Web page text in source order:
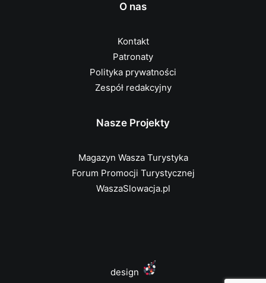
O nas
Kontakt
Patronaty
Polityka prywatności
Zespół redakcyjny
Nasze Projekty
Magazyn Wasza Turystyka
Forum Promocji Turystycznej
WaszaSlowacja.pl
design